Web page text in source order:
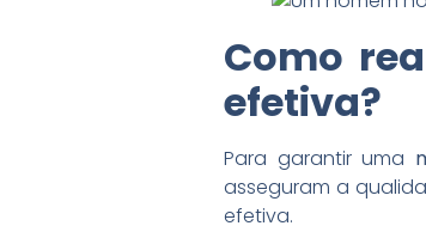
Como
efetiva?
Para garantir uma
asseguram a
efetiva.